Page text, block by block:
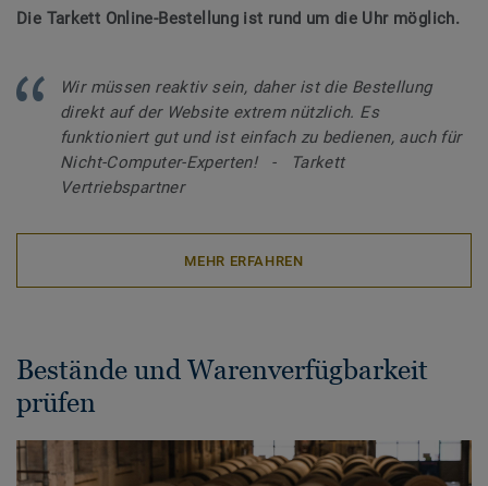
Die Tarkett Online-Bestellung ist rund um die Uhr möglich.
Wir müssen reaktiv sein, daher ist die Bestellung
direkt auf der Website extrem nützlich. Es
funktioniert gut und ist einfach zu bedienen, auch für
Nicht-Computer-Experten! - Tarkett
Vertriebspartner
MEHR ERFAHREN
Bestände und Warenverfügbarkeit
prüfen